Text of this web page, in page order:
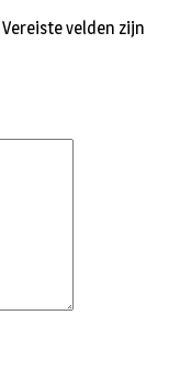
Vereiste velden zijn